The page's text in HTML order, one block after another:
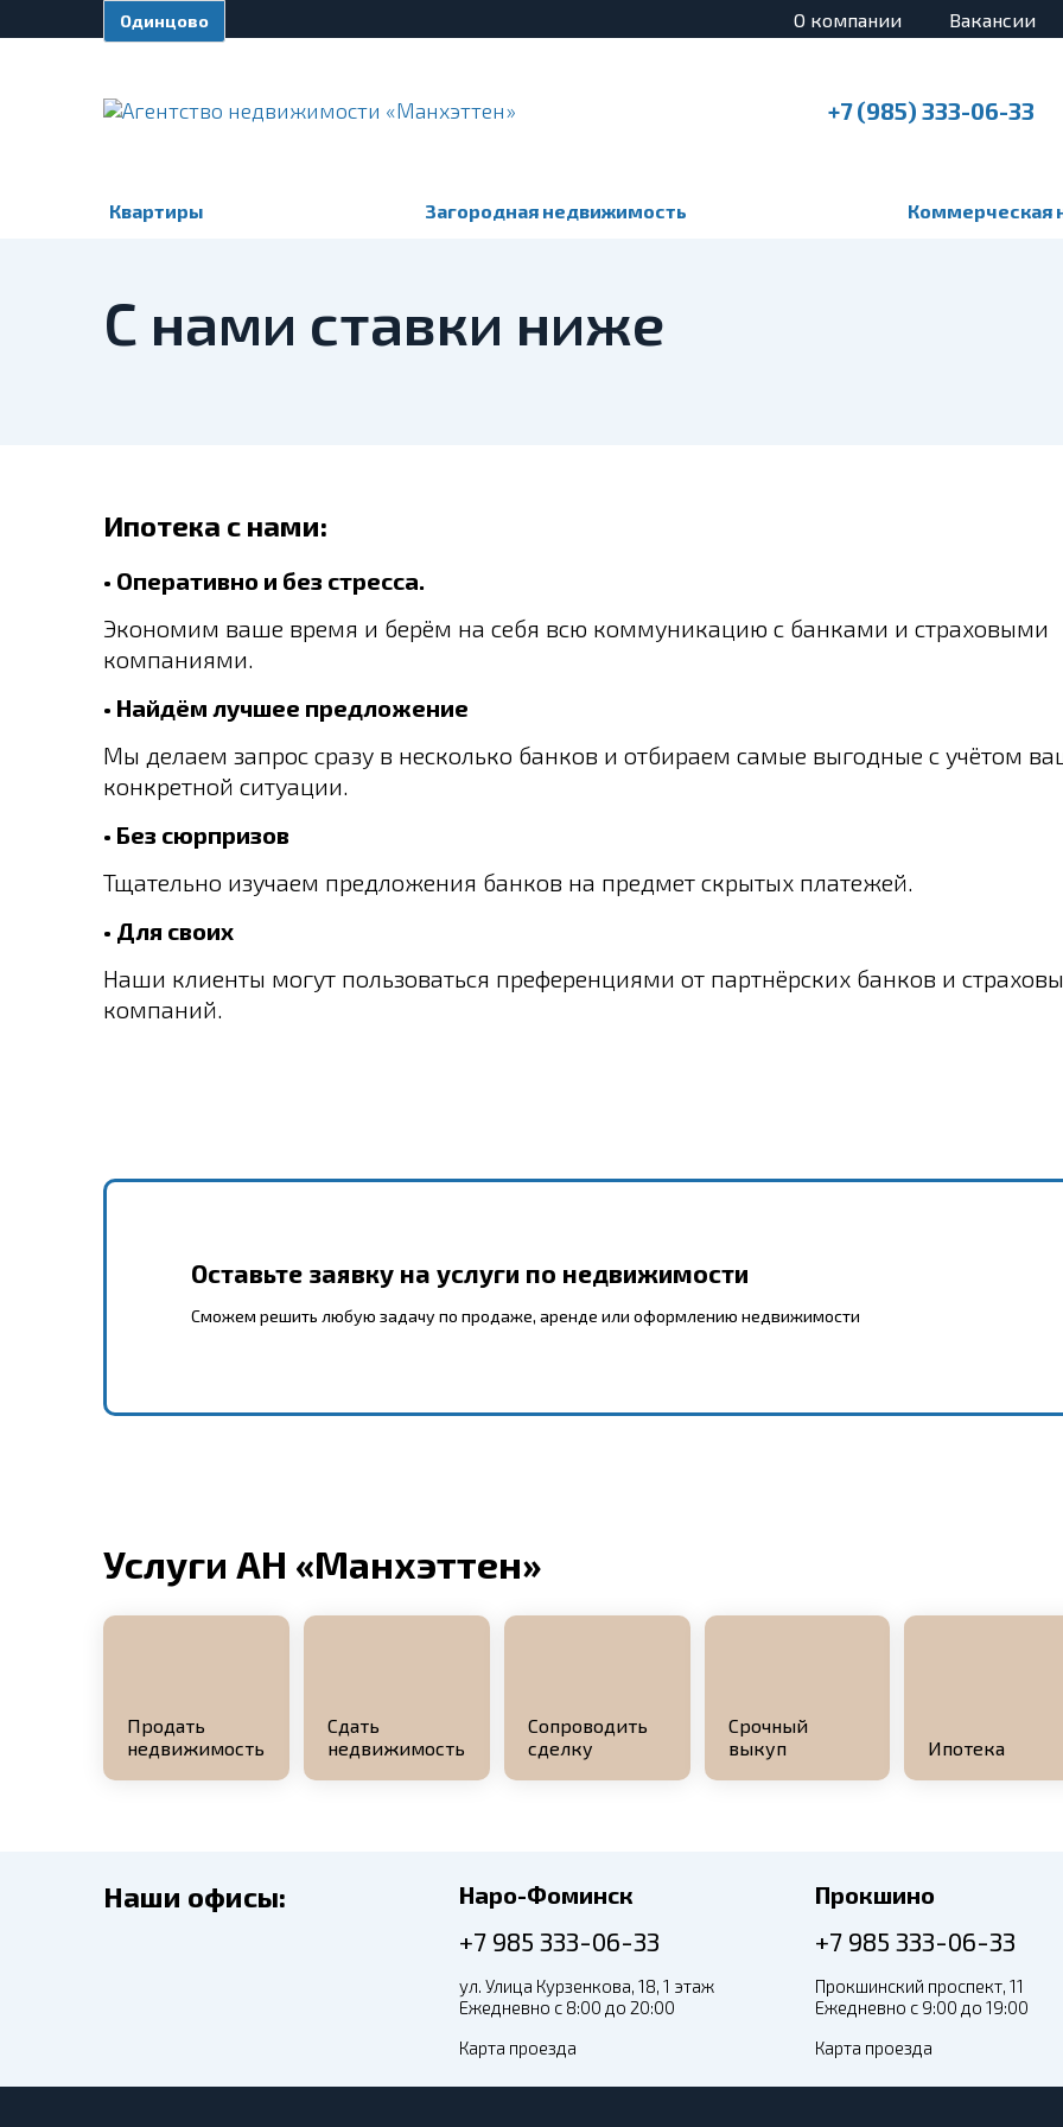
Одинцово О компании Вакансии
+7 (985) 333-06-33
Квартиры Загородная недвижимость Коммерческая
С нами ставки ниже
Ипотека с нами:
• Оперативно и без стресса.
Экономим ваше время и берём на себя всю коммуникацию с банками и страховыми
компаниями.
• Найдём лучшее предложение
Мы делаем запрос сразу в несколько банков и отбираем самые выгодные с учётом
конкретной ситуации.
• Без сюрпризов
Тщательно изучаем предложения банков на предмет скрытых платежей.
• Для своих
Наши клиенты могут пользоваться преференциями от партнёрских банков и
компаний.
Оставьте заявку на услуги по недвижимости
Сможем решить любую задачу по продаже, аренде или оформлению недвижимости
Услуги АН «Манхэттен»
Продать
недвижимость
Сдать
недвижимость
Сопроводить
сделку
Срочный
выкуп
Ипотека
Наши офисы: Наро-Фоминск
+7 985 333-06-33
ул. Улица Курзенкова, 18, 1 этаж
Ежедневно с 8:00 до 20:00
Карта проезда
Прокшино
+7 985 333-06-33
Прокшинский проспект, 11
Ежедневно с 9:00 до 19:00
Карта проезда